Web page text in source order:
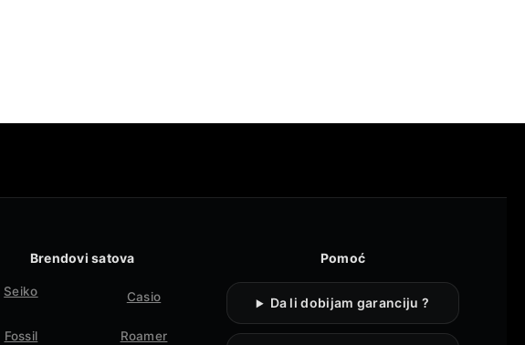
Brendovi satova
Seiko Casio
Fossil Roamer
Pomoć
Da li dobijam garanciju ?